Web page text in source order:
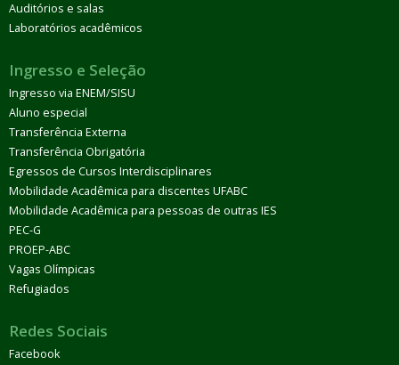
Auditórios e salas
Laboratórios acadêmicos
Ingresso e Seleção
Ingresso via ENEM/SISU
Aluno especial
Transferência Externa
Transferência Obrigatória
Egressos de Cursos Interdisciplinares
Mobilidade Acadêmica para discentes UFABC
Mobilidade Acadêmica para pessoas de outras IES
PEC-G
PROEP-ABC
Vagas Olímpicas
Refugiados
Redes Sociais
Facebook